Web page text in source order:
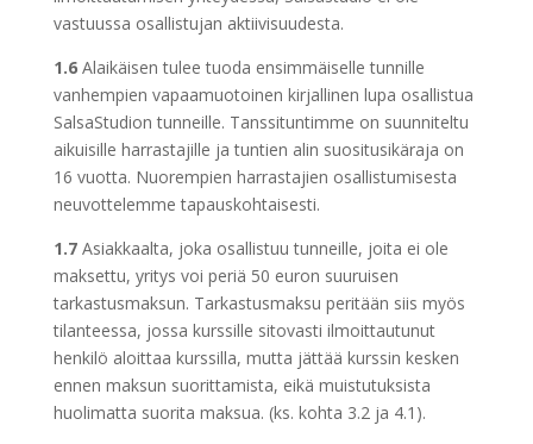
vastuussa osallistujan aktiivisuudesta.
1.6Alaikäisen tulee tuoda ensimmäiselle tunnille
vanhempien vapaamuotoinen kirjallinen lupa osallistua
SalsaStudion tunneille. Tanssituntimme on suunniteltu
aikuisille harrastajille ja tuntien alin suositusikäraja on
16 vuotta. Nuorempien harrastajien osallistumisesta
neuvottelemme tapauskohtaisesti.
1.7Asiakkaalta, joka osallistuu tunneille, joita ei ole
maksettu, yritys voi periä 50 euron suuruisen
tarkastusmaksun. Tarkastusmaksu peritään siis myös
tilanteessa, jossa kurssille sitovasti ilmoittautunut
henkilö aloittaa kurssilla, mutta jättää kurssin kesken
ennen maksun suorittamista, eikä muistutuksista
huolimatta suorita maksua. (ks. kohta 3.2 ja 4.1).